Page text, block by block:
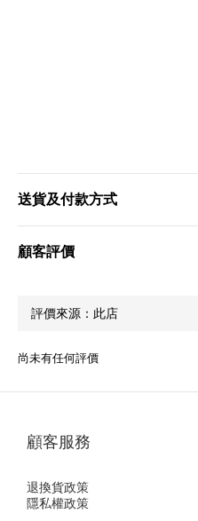
送貨及付款方式
顧客評價
尚未有任何評價
顧客服務
退換貨政策
隱私權政策